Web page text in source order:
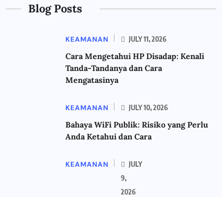
Blog Posts
KEAMANAN JULY 11, 2026
Cara Mengetahui HP Disadap: Kenali
Tanda-Tandanya dan Cara
Mengatasinya
KEAMANAN JULY 10, 2026
Bahaya WiFi Publik: Risiko yang Perlu
Anda Ketahui dan Cara
KEAMANAN
JULY
9,
2026